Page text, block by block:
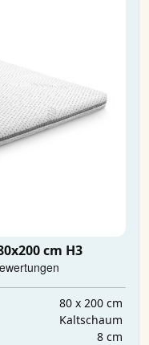
cm H3
80 x 200 cm
Kaltschaum
8 cm